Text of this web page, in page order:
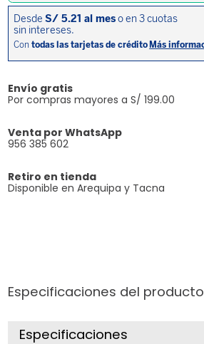
Envío gratis
Por compras mayores a S/ 199.00
Venta por WhatsApp
956 385 602
Retiro en tienda
Disponible en Arequipa y Tacna
Especificaciones del producto
Especificaciones